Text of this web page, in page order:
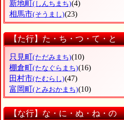
新地町(しんちまち)(4)
相馬市(そうまし)(23)
【た行】た・ち・つ・て・と
只見町(ただみまち)(10)
棚倉町(たなぐらまち)(16)
田村市(たむらし)(47)
富岡町(とみおかまち)(10)
【な行】な・に・ぬ・ね・の